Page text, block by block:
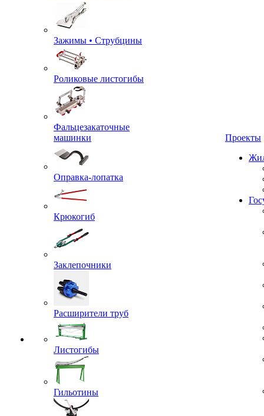
Зажимы • Струбцины
Роликовые листогибы
Фальцезакаточные
машинки
Оправка-лопатка
Крюкогиб
Заклепочники
Расширители труб
Листогибы
Гильотины